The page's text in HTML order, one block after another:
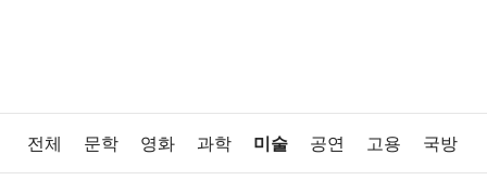
전체 문학 영화 과학 미술 공연 고용 국방